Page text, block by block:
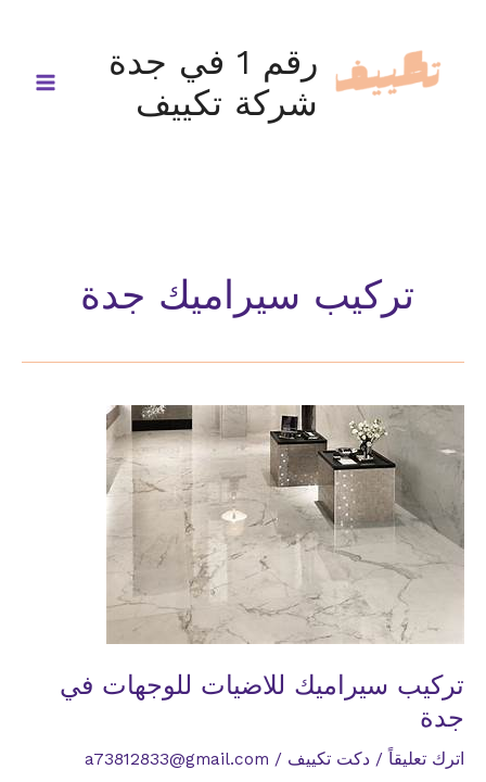
المحتوى
رقم 1 في جدة
شركة تكييف
تركيب سيراميك جدة
تركيب سيراميك للاضيات للوجهات في
جدة
اترك تعليقاً / دكت تكييف /
a73812833@gmail.com